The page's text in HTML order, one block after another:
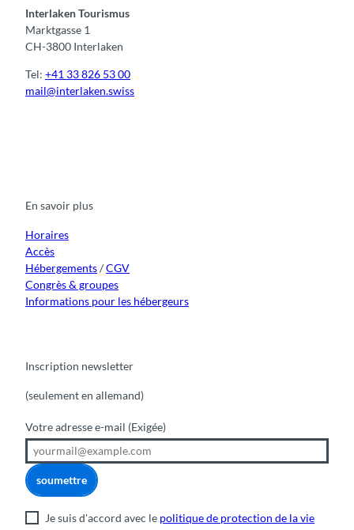
Interlaken Tourismus
Marktgasse 1
CH-3800 Interlaken
Tel: +41 33 826 53 00
mail@interlaken.swiss
o
e
r
En savoir plus
Horaires
Accès
Hébergements/CGV
Congrès & groupes
Informations pour les hébergeurs
Inscription newsletter
(seulement en allemand)
Votre adresse e-mail (Exigée)
soumettre
Je suis d'accord avec le politique de protection de la vie